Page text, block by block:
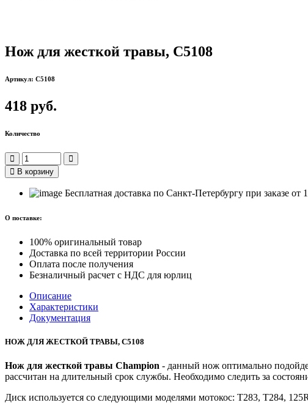
Нож для жесткой травы, С5108
Артикул: C5108
418 руб.
Количество
В корзину
Бесплатная доставка по Санкт-Петербургу при заказе от
О поставке:
100% оригинальный товар
Доставка по всей территории России
Оплата после получения
Безналичный расчет с НДС для юрлиц
Описание
Характеристики
Документация
НОЖ ДЛЯ ЖЕСТКОЙ ТРАВЫ, С5108
Нож для жесткой травы Champion - данный нож оптимально
рассчитан на длительный срок службы. Необходимо следить за
Диск используется со следующими моделями мотокос: Т283, Т284,